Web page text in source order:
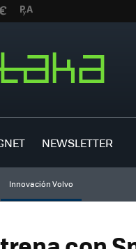
NEWSLETTER
Innovación Volvo